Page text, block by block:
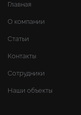
Главная
О компании
Статьи
Контакты
Сотрудники
Наши объекты